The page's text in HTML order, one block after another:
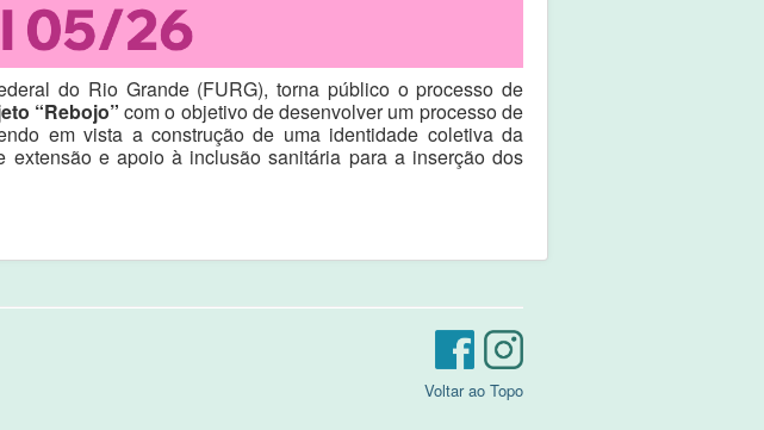
do Rio Grande (FURG), torna público o processo de
“Rebojo” com o objetivo de desenvolver um processo de
em vista a construção de uma identidade coletiva da
extensão e apoio à inclusão sanitária para a inserção dos
Voltar ao Topo